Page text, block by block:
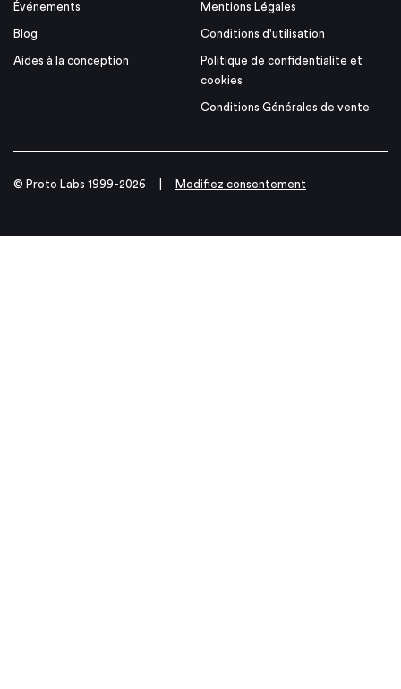
Événements
Blog
Aides à la conception
Mentions Légales
Conditions d'utilisation
Politique de confidentialite et
cookies
Conditions Générales de vente
© Proto Labs 1999-2026 Modifiez consentement